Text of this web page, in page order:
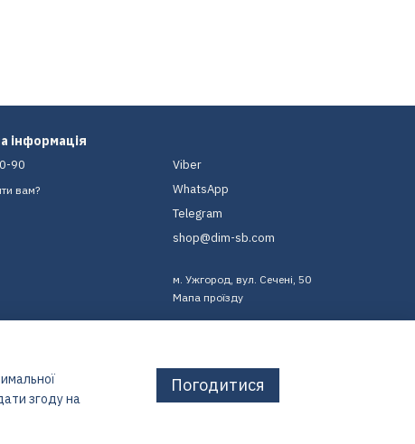
інформація
90
вам?
Viber
WhatsApp
Telegram
shop@dim-sb.com
м. Ужгород, вул. Сечені, 50
Мапа проїзду
згоду на
Погодитися